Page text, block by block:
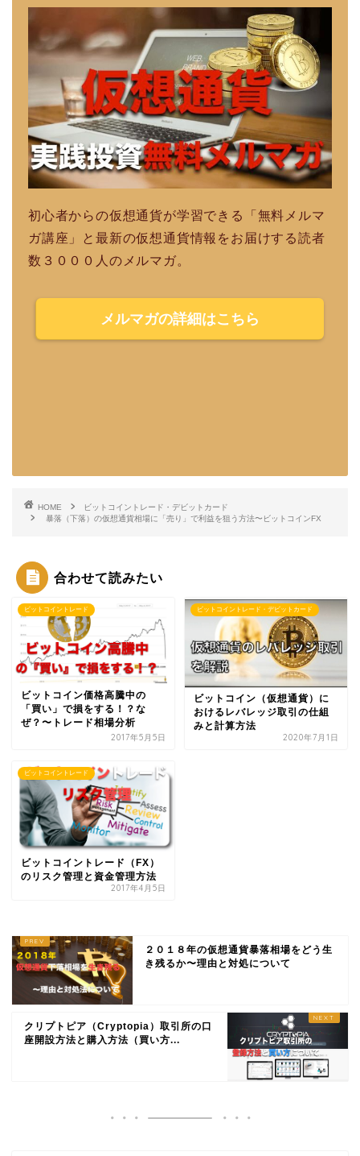
初心者からの仮想通貨が学習できる「無料メルマ
ガ講座」と最新の仮想通貨情報をお届けする読者
数３０００人のメルマガ。
メルマガの詳細はこちら
HOME
ビットコイントレード・デビットカード
暴落（下落）の仮想通貨相場に「売り」で利益を狙う方法〜ビットコインFX
合わせて読みたい
ビットコイントレード
ビットコイン価格高騰中の
「買い」で損をする！？な
ぜ？〜トレード相場分析
2017年5月5日
ビットコイントレード・デビットカード
ビットコイン（仮想通貨）に
おけるレバレッジ取引の仕組
みと計算方法
2020年7月1日
ビットコイントレード
ビットコイントレード（FX）
のリスク管理と資金管理方法
2017年4月5日
２０１８年の仮想通貨暴落相場をどう生
き残るか〜理由と対処について
クリプトピア（Cryptopia）取引所の口
座開設方法と購入方法（買い方...